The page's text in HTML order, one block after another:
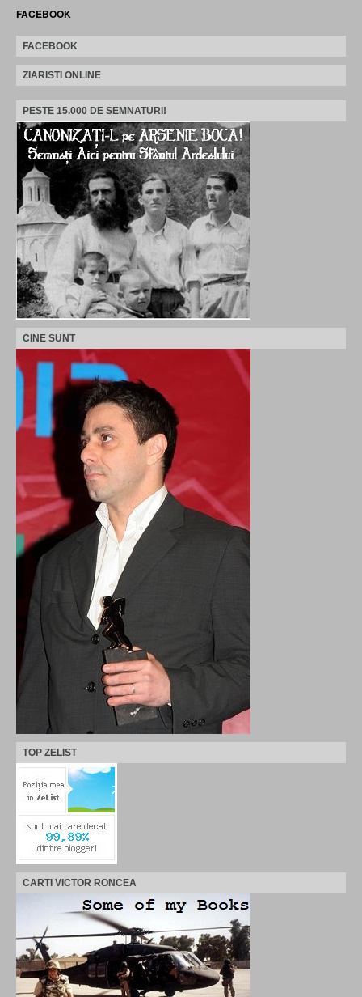
FACEBOOK
FACEBOOK
ZIARISTI ONLINE
PESTE 15.000 DE SEMNATURI!
CINE SUNT
TOP ZELIST
CARTI VICTOR RONCEA